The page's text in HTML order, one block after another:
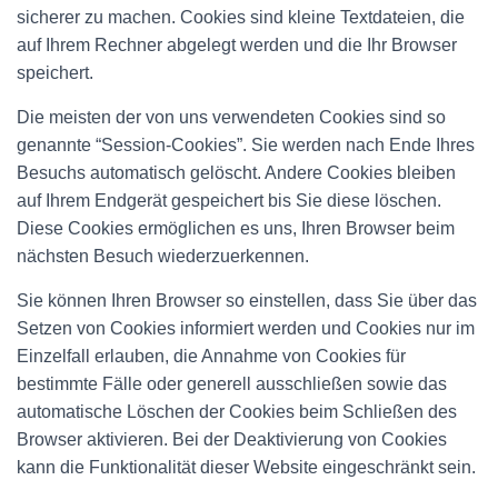
sicherer zu machen. Cookies sind kleine Textdateien, die
auf Ihrem Rechner abgelegt werden und die Ihr Browser
speichert.
Die meisten der von uns verwendeten Cookies sind so
genannte “Session-Cookies”. Sie werden nach Ende Ihres
Besuchs automatisch gelöscht. Andere Cookies bleiben
auf Ihrem Endgerät gespeichert bis Sie diese löschen.
Diese Cookies ermöglichen es uns, Ihren Browser beim
nächsten Besuch wiederzuerkennen.
Sie können Ihren Browser so einstellen, dass Sie über das
Setzen von Cookies informiert werden und Cookies nur im
Einzelfall erlauben, die Annahme von Cookies für
bestimmte Fälle oder generell ausschließen sowie das
automatische Löschen der Cookies beim Schließen des
Browser aktivieren. Bei der Deaktivierung von Cookies
kann die Funktionalität dieser Website eingeschränkt sein.